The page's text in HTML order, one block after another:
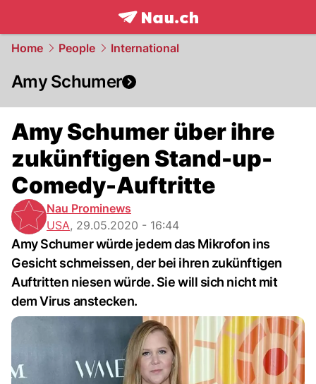
frontpage.NAU.ch
Home People International
Amy Schumer
Amy Schumer über ihre
zukünftigen Stand-up-
Comedy-Auftritte
Nau Prominews
USA, 29.05.2020 - 16:44
Amy Schumer würde jedem das Mikrofon ins
Gesicht schmeissen, der bei ihren zukünftigen
Auftritten niesen würde. Sie will sich nicht mit
dem Virus anstecken.